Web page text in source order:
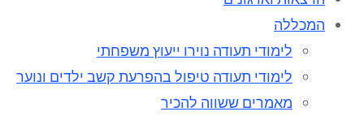
המכללה
לימודי תעודה נוירו ייעוץ משפחתי
לימודי תעודה טיפול בהפרעת קשב ילדים ונוער
מאמרים ששווה להכיר